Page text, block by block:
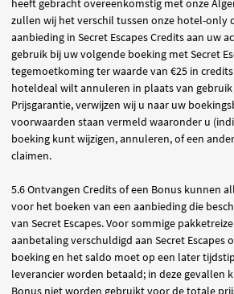
heeft gebracht overeenkomstig met onze
zullen wij het verschil tussen onze hotel-only
aanbieding in Secret Escapes Credits aan uw
gebruik bij uw volgende boeking met Secret
tegemoetkoming ter waarde van €25 in
hoteldeal wilt annuleren in plaats van
Prijsgarantie, verwijzen wij u naar uw
voorwaarden staan vermeld waaronder u
boeking kunt wijzigen, annuleren, of een
claimen.
5.6 Ontvangen Credits of een Bonus kunnen
voor het boeken van een aanbieding die
van Secret Escapes. Voor sommige
aanbetaling verschuldigd aan Secret Escapes
boeking en het saldo moet op een later
leverancier worden betaald; in deze gevallen
Bonus niet worden gebruikt voor de totale